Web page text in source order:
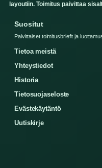
layoutiin. Toimitus paivittaa
Suositut
Paivittaiset toimitusbriefit ja
Tietoa meistä
Yhteystiedot
Historia
Tietosuojaseloste
Evästekäytäntö
Uutiskirje